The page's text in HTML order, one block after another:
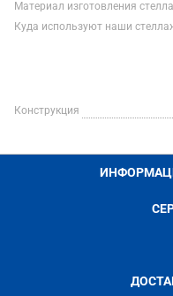
Материал изготовления
Куда используют наши
Конструкция